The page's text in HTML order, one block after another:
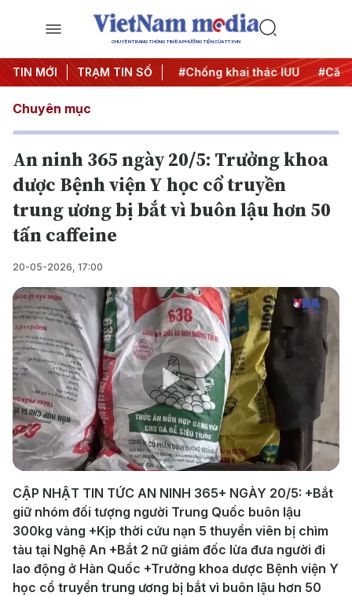
CHUYÊN TRANG THÔNG TIN ĐA PHƯƠNG TIỆN CỦA TTXVN
TIN MỚI TRẠM TIN SỐ
#Chiến dịch 500 ngày đêm #Chống khai thác IUU
Chuyên mục
An ninh 365 ngày 20/5: Trưởng khoa
dược Bệnh viện Y học cổ truyền
trung ương bị bắt vì buôn lậu hơn 50
tấn caffeine
20-05-2026, 17:00
Play
Video
CẬP NHẬT TIN TỨC AN NINH 365+ NGÀY 20/5: +Bắt
giữ nhóm đối tượng người Trung Quốc buôn lậu
300kg vàng +Kịp thời cứu nạn 5 thuyền viên bị chìm
tàu tại Nghệ An +Bắt 2 nữ giám đốc lừa đưa người đi
lao động ở Hàn Quốc +Trưởng khoa dược Bệnh viện Y
học cổ truyền trung ương bị bắt vì buôn lậu hơn 50